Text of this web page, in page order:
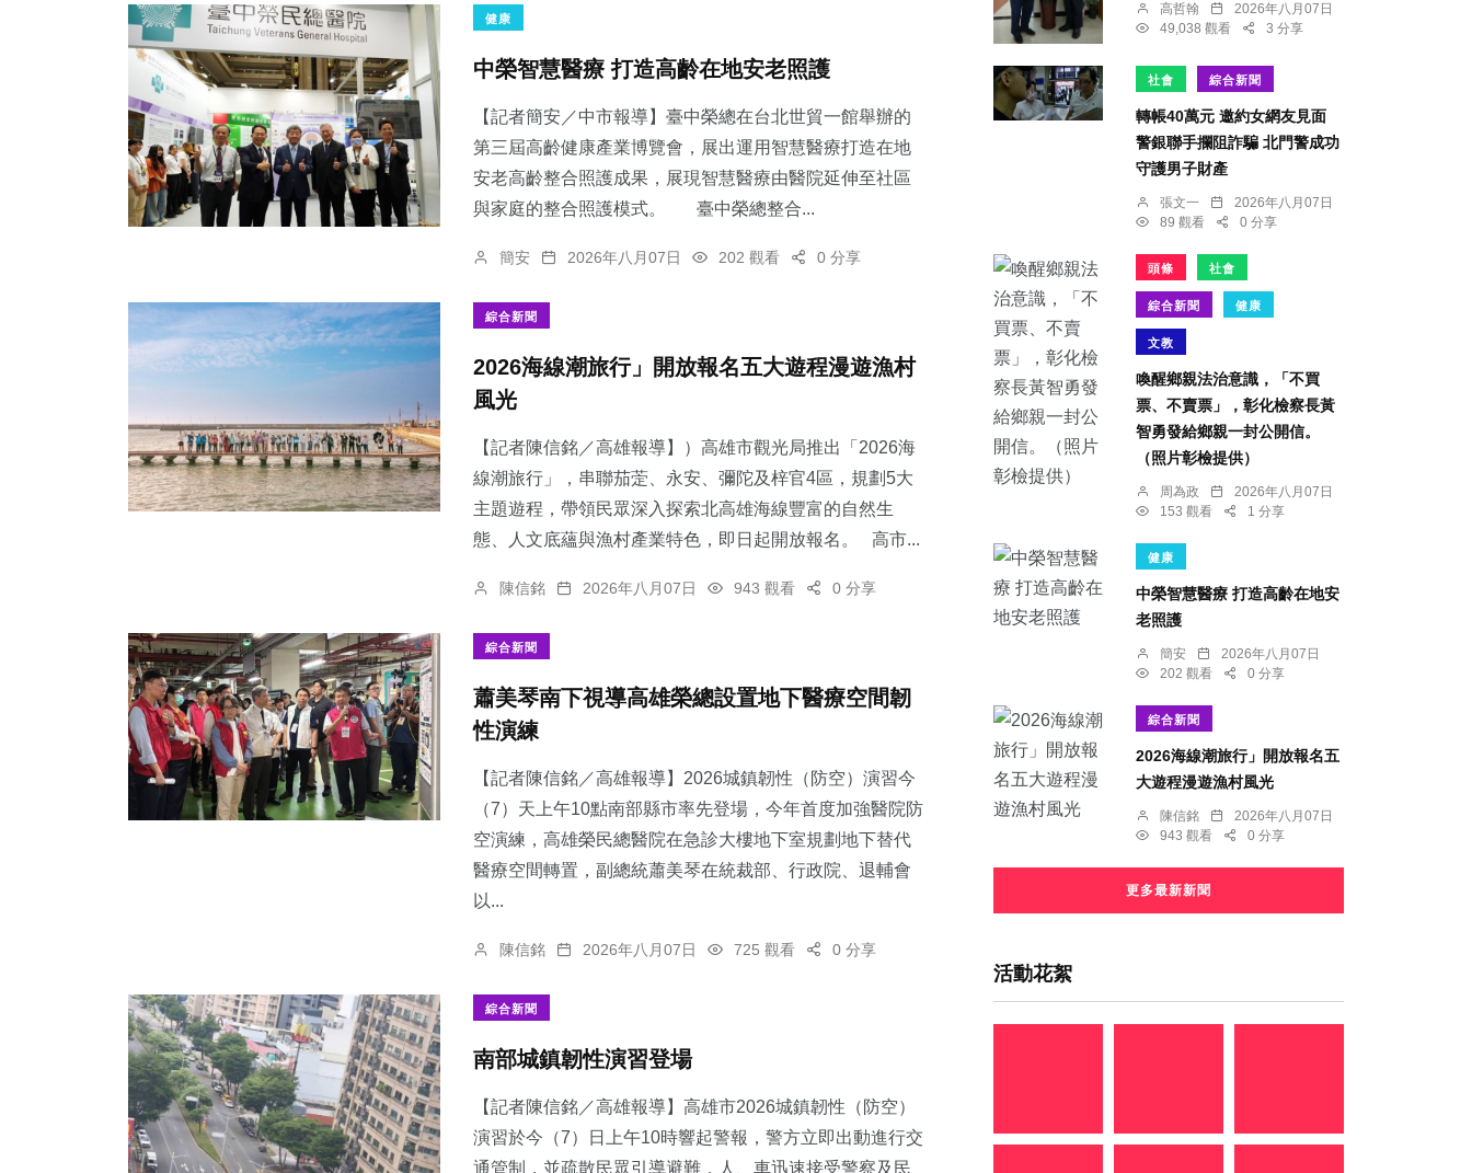
健康
中榮智慧醫療 打造高齡在地安老照護
【記者簡安／中市報導】臺中榮總在台北世貿一館舉辦的
第三屆高齡健康產業博覽會，展出運用智慧醫療打造在地
安老高齡整合照護成果，展現智慧醫療由醫院延伸至社區
與家庭的整合照護模式。 臺中榮總整合...
簡安 2026年八月07日 202 觀看 0 分享
綜合新聞
2026海線潮旅行」開放報名五大遊程漫遊漁村
風光
【記者陳信銘／高雄報導】）高雄市觀光局推出「2026海
線潮旅行」，串聯茄萣、永安、彌陀及梓官4區，規劃5大
主題遊程，帶領民眾深入探索北高雄海線豐富的自然生
態、人文底蘊與漁村產業特色，即日起開放報名。 高市...
陳信銘 2026年八月07日 943 觀看 0 分享
綜合新聞
蕭美琴南下視導高雄榮總設置地下醫療空間韌
性演練
【記者陳信銘／高雄報導】2026城鎮韌性（防空）演習今
（7）天上午10點南部縣市率先登場，今年首度加強醫院防
空演練，高雄榮民總醫院在急診大樓地下室規劃地下替代
醫療空間轉置，副總統蕭美琴在統裁部、行政院、退輔會
以...
陳信銘 2026年八月07日 725 觀看 0 分享
綜合新聞
南部城鎮韌性演習登場
【記者陳信銘／高雄報導】高雄市2026城鎮韌性（防空）
演習於今（7）日上午10時響起警報，警方立即出動進行交
通管制，並疏散民眾引導避難，人、車迅速接受警察及民
高哲翰
2026年八月07日
49,038 觀看
3 分享
社會 綜合新聞
轉帳40萬元 邀約女網友見面
警銀聯手攔阻詐騙 北門警成功
守護男子財產
張文一
2026年八月07日
89 觀看
0 分享
頭條 社會
綜合新聞 健康
文教
喚醒鄉親法治意識，「不買
票、不賣票」，彰化檢察長黃
智勇發給鄉親一封公開信。
（照片彰檢提供）
周為政
2026年八月07日
153 觀看
1 分享
健康
中榮智慧醫療 打造高齡在地安
老照護
簡安
2026年八月07日
202 觀看
0 分享
綜合新聞
2026海線潮旅行」開放報名五
大遊程漫遊漁村風光
陳信銘
2026年八月07日
943 觀看
0 分享
更多最新新聞
活動花絮